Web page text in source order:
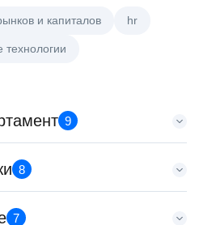
и капиталов hr
9
департамент
8
малого и среднего
7